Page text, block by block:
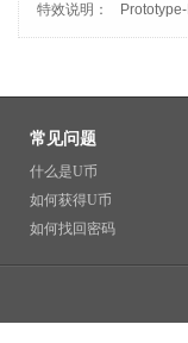
特效说明：
Prototype-
常见问题
什么是U币
如何获得U币
如何找回密码